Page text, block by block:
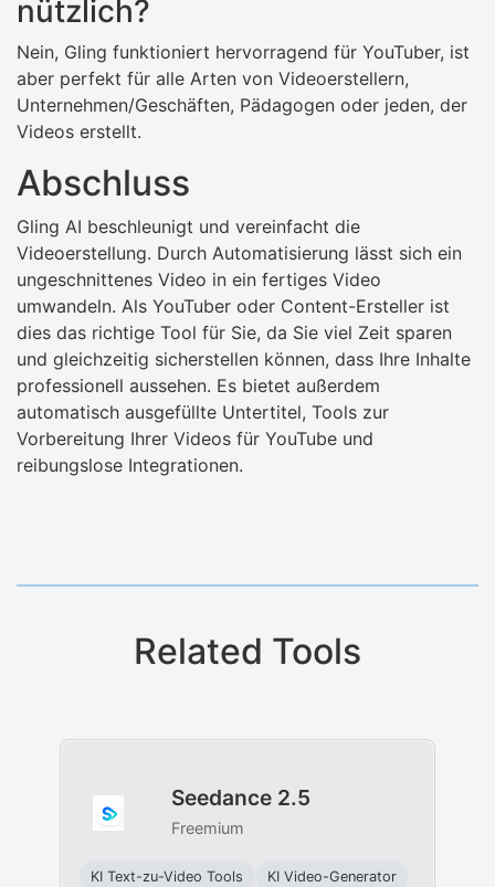
nützlich?
Nein, Gling funktioniert hervorragend für YouTuber, ist
aber perfekt für alle Arten von Videoerstellern,
Unternehmen/Geschäften, Pädagogen oder jeden, der
Videos erstellt.
Abschluss
Gling AI beschleunigt und vereinfacht die
Videoerstellung. Durch Automatisierung lässt sich ein
ungeschnittenes Video in ein fertiges Video
umwandeln. Als YouTuber oder Content-Ersteller ist
dies das richtige Tool für Sie, da Sie viel Zeit sparen
und gleichzeitig sicherstellen können, dass Ihre Inhalte
professionell aussehen. Es bietet außerdem
automatisch ausgefüllte Untertitel, Tools zur
Vorbereitung Ihrer Videos für YouTube und
reibungslose Integrationen.
Related Tools
Seedance 2.5
Freemium
KI Text-zu-Video Tools KI Video-Generator